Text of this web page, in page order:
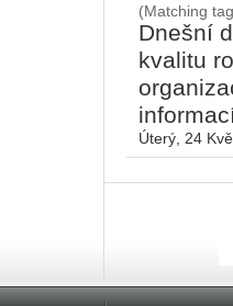
(Matching
Dnešní
kvalitu
Úterý, 24